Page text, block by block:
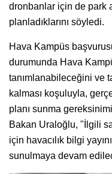
dronbanlar için de park
planladıklarını söyledi.
Hava Kampüs
durumunda Hava
tanımlanabileceğini ve
kalması koşuluyla,
planı sunma
Bakan Uraloğlu, "İlgili
için havacılık bilgi
sunulmaya devam